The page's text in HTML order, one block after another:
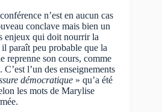
n’est en aucun cas
conclave mais bien un
enjeux qui doit nourrir la
paraît peu probable que la
reprenne son cours, comme
l’un des enseignements
démocratique » qu’a été
les mots de Marylise